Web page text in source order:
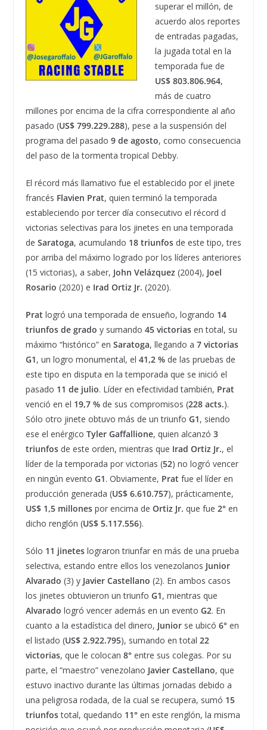
superar el millón, de
acuerdo alos reportes
de entradas pagadas,
la jugada total en la
temporada fue de
US$ 803.806.964,
más de cuatro
millones por encima de la cifra correspondiente al año
pasado (US$ 799.229.288), pese a la suspensión del
programa del pasado 9 de agosto, como consecuencia
del paso de la tormenta tropical Debby.
El récord más llamativo fue el establecido por el jinete
francés Flavien Prat, quien terminó la temporada
estableciendo por tercer día consecutivo el récord d
victorias selectivas para los jinetes en una temporada
de Saratoga, acumulando 18 triunfos de este tipo, tres
por arriba del máximo logrado por los líderes anteriores
(15 victorias), a saber, John Velázquez(2004), Joel
Rosario (2020) e Irad Ortiz Jr. (2020).
Prat logró una temporada de ensueño, logrando 14
triunfos de grado y sumando 45 victoriasen total, su
máximo “histórico” en Saratoga, llegando a 7 victorias
G1, un logro monumental, el 41,2 %de las pruebas de
este tipo en disputa en la temporada que se inició el
pasado 11 de julio. Líder en efectividad también, Prat
venció en el 19,7 %de sus compromisos (228 acts.).
Sólo otro jinete obtuvo más de un triunfo G1, siendo
ese el enérgico Tyler Gaffallione, quien alcanzó 3
triunfosde este orden, mientras que Irad Ortiz Jr., el
líder de la temporada por victorias (52) no logró vencer
en ningún evento G1. Obviamente, Prat fue el líder en
producción generada (US$ 6.610.757), prácticamente,
US$ 1,5 millonespor encima de Ortiz Jr. que fue 2°en
dicho renglón (US$ 5.117.556).
Sólo 11 jineteslograron triunfar en más de una prueba
selectiva, estando entre ellos los venezolanos Junior
Alvarado (3) y Javier Castellano (2). En ambos casos
los jinetes obtuvieron un triunfo G1, mientras que
Alvarado logró vencer además en un evento G2. En
cuanto a la estadística del dinero, Juniorse ubicó 6°en
el listado (US$ 2.922.795), sumando en total 22
victorias, que le colocan 8°entre sus colegas. Por su
parte, el “maestro” venezolano Javier Castellano, que
estuvo inactivo durante las últimas jornadas debido a
una peligrosa rodada, de la cual se recupera, sumó 15
triunfostotal, quedando 11° en este renglón, la misma